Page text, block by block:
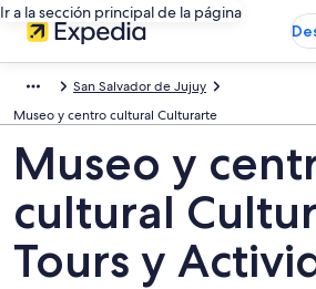
Ir a la sección principal de la página
San Salvador de Jujuy
Museo y centro cultural Culturarte
Museo y
cultural
Tours y